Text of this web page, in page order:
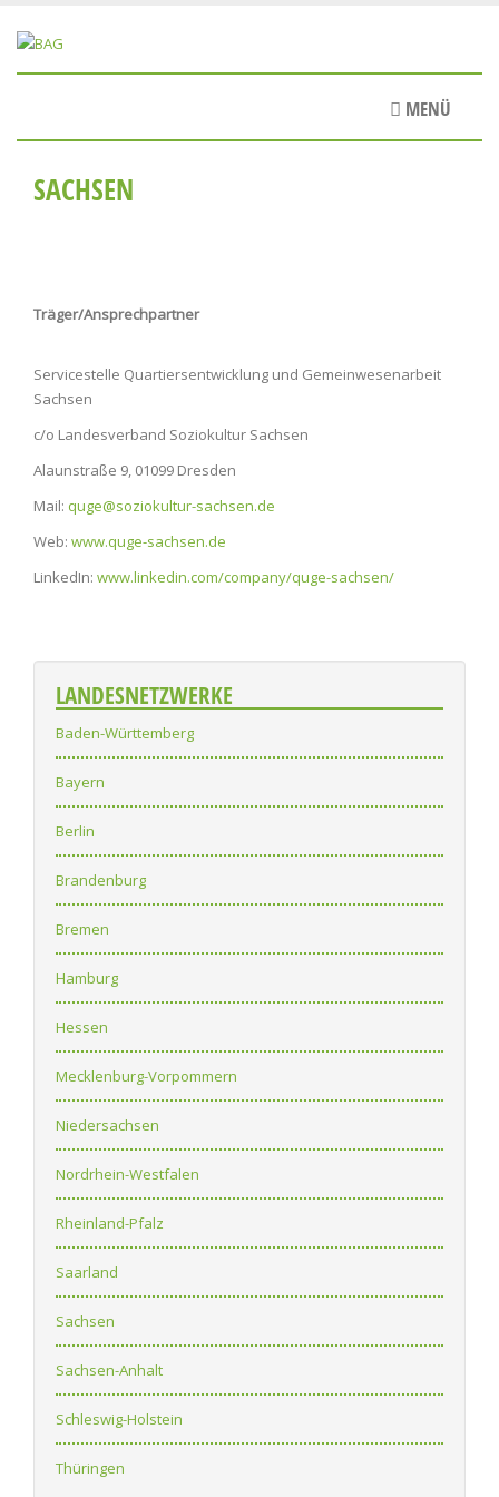
zum
MENÜ
SACHSEN
Träger/Ansprechpartner
Servicestelle Quartiersentwicklung und Gemeinwesenarbeit
Sachsen
c/o Landesverband Soziokultur Sachsen
Alaunstraße 9, 01099 Dresden
Mail: quge@soziokultur-sachsen.de
Web: www.quge-sachsen.de
LinkedIn: www.linkedin.com/company/quge-sachsen/
LANDESNETZWERKE
Baden-Württemberg
Bayern
Berlin
Brandenburg
Bremen
Hamburg
Hessen
Mecklenburg-Vorpommern
Niedersachsen
Nordrhein-Westfalen
Rheinland-Pfalz
Saarland
Sachsen
Sachsen-Anhalt
Schleswig-Holstein
Thüringen